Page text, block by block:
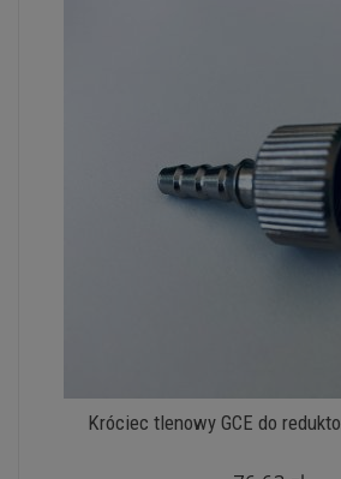
Króciec tlenowy GCE do